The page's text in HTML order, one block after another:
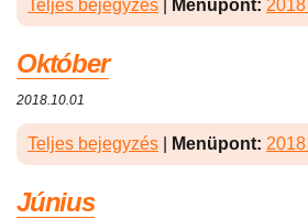
Teljes bejegyzés Menüpont:
Október
2018.10.01
Teljes bejegyzés Menüpont:
Június